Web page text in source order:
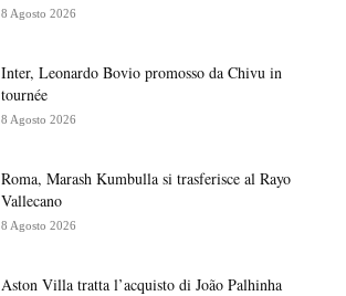
8 Agosto 2026
Inter, Leonardo Bovio promosso da Chivu in
tournée
8 Agosto 2026
Roma, Marash Kumbulla si trasferisce al Rayo
Vallecano
8 Agosto 2026
Aston Villa tratta l’acquisto di João Palhinha